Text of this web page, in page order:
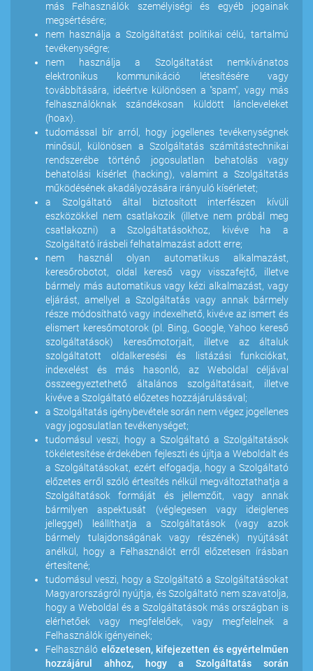
más Felhasználók személyiségi és egyéb jogainak
megsértésére;
nem használja a Szolgáltatást politikai célú, tartalmú
tevékenységre;
nem használja a Szolgáltatást nemkívánatos
elektronikus kommunikáció létesítésére vagy
továbbítására, ideértve különösen a "spam", vagy más
felhasználóknak szándékosan küldött láncleveleket
(hoax).
tudomással bír arról, hogy jogellenes tevékenységnek
minősül, különösen a Szolgáltatás számítástechnikai
rendszerébe történő jogosulatlan behatolás vagy
behatolási kísérlet (hacking), valamint a Szolgáltatás
működésének akadályozására irányuló kísérletet;
a Szolgáltató által biztosított interfészen kívüli
eszközökkel nem csatlakozik (illetve nem próbál meg
csatlakozni) a Szolgáltatásokhoz, kivéve ha a
Szolgáltató írásbeli felhatalmazást adott erre;
nem használ olyan automatikus alkalmazást,
keresőrobotot, oldal kereső vagy visszafejtő, illetve
bármely más automatikus vagy kézi alkalmazást, vagy
eljárást, amellyel a Szolgáltatás vagy annak bármely
része módosítható vagy indexelhető, kivéve az ismert és
elismert keresőmotorok (pl. Bing, Google, Yahoo kereső
szolgáltatások) keresőmotorjait, illetve az általuk
szolgáltatott oldalkeresési és listázási funkciókat,
indexelést és más hasonló, az Weboldal céljával
összeegyeztethető általános szolgáltatásait, illetve
kivéve a Szolgáltató előzetes hozzájárulásával;
a Szolgáltatás igénybevétele során nem végez jogellenes
vagy jogosulatlan tevékenységet;
tudomásul veszi, hogy a Szolgáltató a Szolgáltatások
tökéletesítése érdekében fejleszti és újítja a Weboldalt és
a Szolgáltatásokat, ezért elfogadja, hogy a Szolgáltató
előzetes erről szóló értesítés nélkül megváltoztathatja a
Szolgáltatások formáját és jellemzőit, vagy annak
bármilyen aspektusát (véglegesen vagy ideiglenes
jelleggel) leállíthatja a Szolgáltatások (vagy azok
bármely tulajdonságának vagy részének) nyújtását
anélkül, hogy a Felhasználót erről előzetesen írásban
értesítené;
tudomásul veszi, hogy a Szolgáltató a Szolgáltatásokat
Magyarországról nyújtja, és Szolgáltató nem szavatolja,
hogy a Weboldal és a Szolgáltatások más országban is
elérhetőek vagy megfelelőek, vagy megfelelnek a
Felhasználók igényeinek;
Felhasználó előzetesen, kifejezetten és egyértelműen
hozzájárul ahhoz, hogy a Szolgáltatás során